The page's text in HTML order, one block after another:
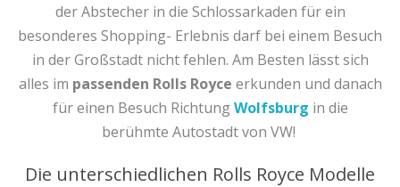
der Abstecher in die Schlossarkaden für ein
besonderes Shopping- Erlebnis darf bei einem Besuch
in der Großstadt nicht fehlen. Am Besten lässt sich
alles im passenden Rolls Royce erkunden und danach
für einen Besuch RichtungWolfsburg in die
berühmte Autostadt von VW!
Die unterschiedlichen Rolls Royce Modelle